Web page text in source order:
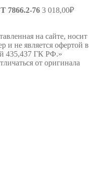
7866.2-76 3 018,00₽
на сайте, носит
и не является офертой в
435,437 ГК РФ.»
от оригинала